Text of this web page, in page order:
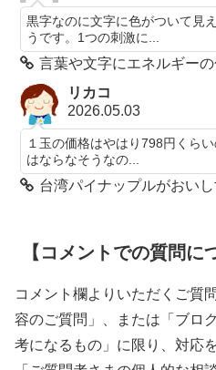
黒字なのに文字に色がついて見
うです。1つの刺激に...
言葉や文字にエネルギー
リカコ
2026.05.03
１玉の価格はやはり798円くら
はならなそうなの...
台湾パイナップルがおいし
【コメントでの質問に
コメント欄よりいただくご質
容のご質問」、または「ブロ
考になるもの」に限り、対応